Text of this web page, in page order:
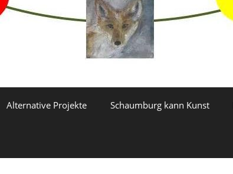
Alternative Projekte Schaumburg kann Kunst